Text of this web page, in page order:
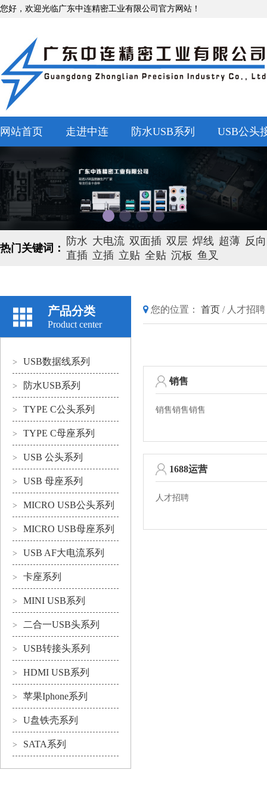
您好，欢迎光临广东中连精密工业有限公司官方网站！
网站首页 走进中连 防水USB系列 USB公头
热门关键词：
防水 大电流 双面插 双层 焊线 超薄 反向
直插 立插 立贴 全贴 沉板 鱼叉
产品分类
Product center
> USB数据线系列
> 防水USB系列
> TYPE C公头系列
> TYPE C母座系列
> USB 公头系列
> USB 母座系列
> MICRO USB公头系列
> MICRO USB母座系列
> USB AF大电流系列
> 卡座系列
> MINI USB系列
> 二合一USB头系列
> USB转接头系列
> HDMI USB系列
> 苹果Iphone系列
> U盘铁壳系列
> SATA系列
您的位置： 首页 / 人才招聘
销售
销售销售销售
1688运营
人才招聘